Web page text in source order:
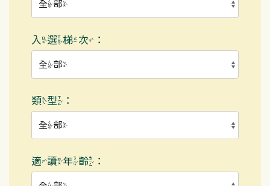
入選梯次：
類型：
適讀年齡：